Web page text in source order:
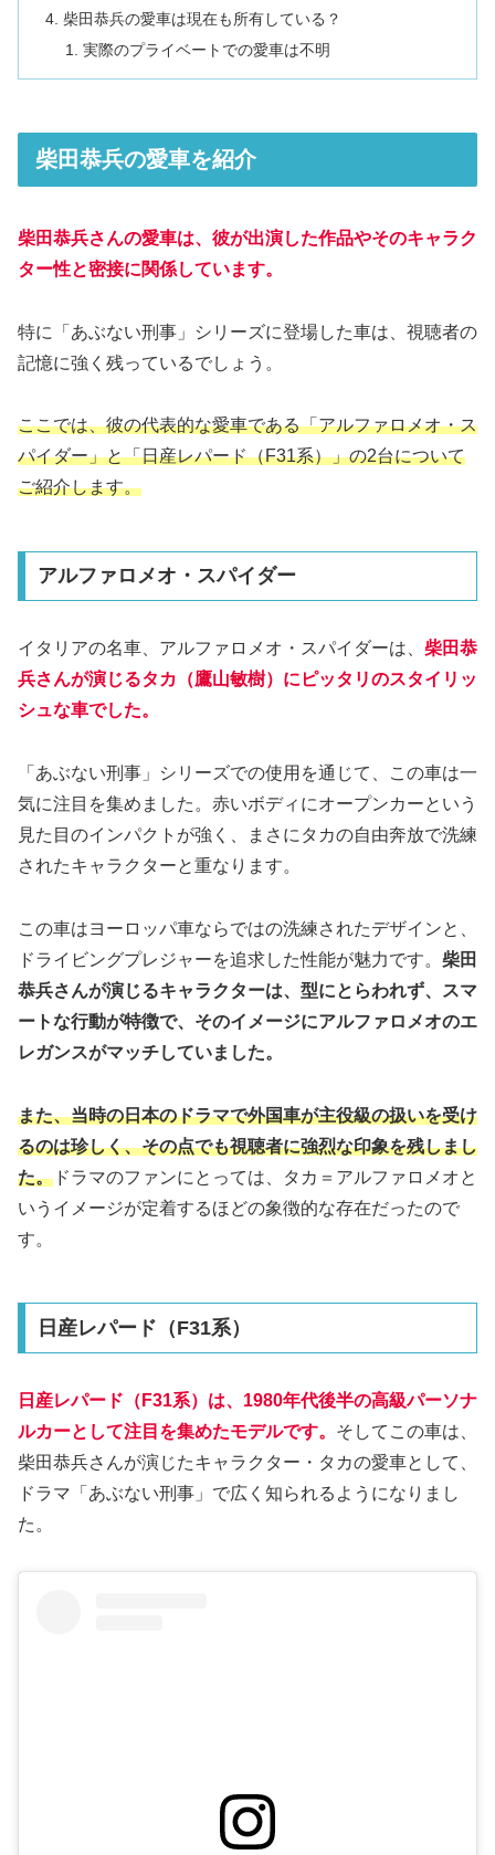
柴田恭兵の愛車は現在も所有している？
実際のプライベートでの愛車は不明
柴田恭兵の愛車を紹介
柴田恭兵さんの愛車は、彼が出演した作品やそのキャラク
ター性と密接に関係しています。
特に「あぶない刑事」シリーズに登場した車は、視聴者の
記憶に強く残っているでしょう。
ここでは、彼の代表的な愛車である「アルファロメオ・ス
パイダー」と「日産レパード（F31系）」の2台について
ご紹介します。
アルファロメオ・スパイダー
イタリアの名車、アルファロメオ・スパイダーは、 柴田恭
兵さんが演じるタカ（鷹山敏樹）にピッタリのスタイリッ
シュな車でした。
「あぶない刑事」シリーズでの使用を通じて、この車は一
気に注目を集めました。赤いボディにオープンカーという
見た目のインパクトが強く、まさにタカの自由奔放で洗練
されたキャラクターと重なります。
この車はヨーロッパ車ならではの洗練されたデザインと、
ドライビングプレジャーを追求した性能が魅力です。 柴田
恭兵さんが演じるキャラクターは、型にとらわれず、スマ
ートな行動が特徴で、そのイメージにアルファロメオのエ
レガンスがマッチしていました。
また、当時の日本のドラマで外国車が主役級の扱いを受け
るのは珍しく、その点でも視聴者に強烈な印象を残しまし
た。 ドラマのファンにとっては、タカ＝アルファロメオと
いうイメージが定着するほどの象徴的な存在だったので
す。
日産レパード（F31系）
日産レパード（F31系）は、1980年代後半の高級パーソナ
ルカーとして注目を集めたモデルです。 そしてこの車は、
柴田恭兵さんが演じたキャラクター・タカの愛車として、
ドラマ「あぶない刑事」で広く知られるようになりまし
た。